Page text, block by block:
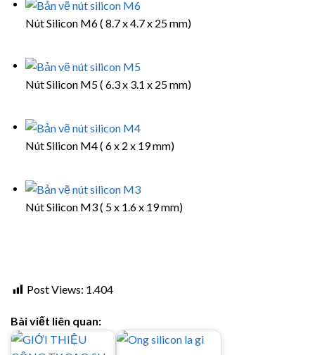
Nút Silicon M6 ( 8.7 x 4.7 x 25 mm)
Nút Silicon M5 ( 6.3 x 3.1 x 25 mm)
Nút Silicon M4 ( 6 x 2 x 19 mm)
Nút Silicon M3 ( 5 x 1.6 x 19 mm)
Post Views: 1.404
Bài viết liên quan: